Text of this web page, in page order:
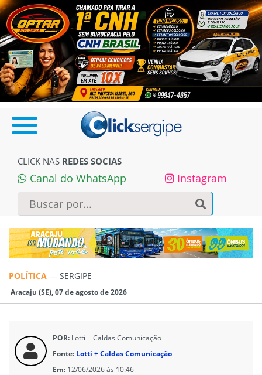
CLICK NAS REDES SOCIAS
Canal do WhatsApp Instagram
POLÍTICA — SERGIPE
Aracaju (SE), 07 de agosto de 2026
POR: Lotti + Caldas Comunicação
Fonte: Lotti + Caldas Comunicação
Em: 12/06/2026 às 10:46